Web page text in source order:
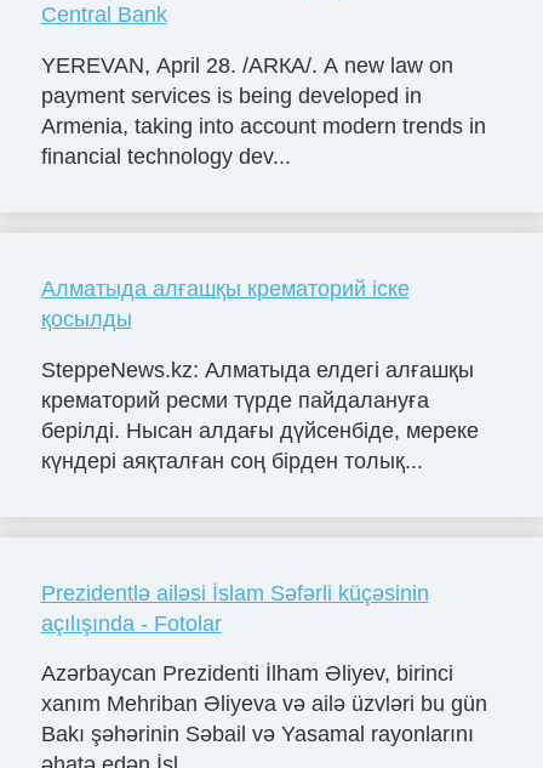
Central Bank
YEREVAN, April 28. /ARКА/. A new law on
payment services is being developed in
Armenia, taking into account modern trends in
financial technology dev...
Алматыда алғашқы крематорий іске
қосылды
SteppeNews.kz: Алматыда елдегі алғашқы
крематорий ресми түрде пайдалануға
берілді. Нысан алдағы дүйсенбіде, мереке
күндері аяқталған соң бірден толық...
Prezidentlə ailəsi İslam Səfərli küçəsinin
açılışında - Fotolar
Azərbaycan Prezidenti İlham Əliyev, birinci
xanım Mehriban Əliyeva və ailə üzvləri bu gün
Bakı şəhərinin Səbail və Yasamal rayonlarını